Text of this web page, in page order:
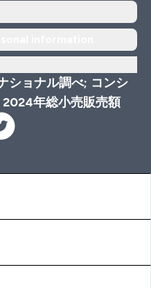
ショナル調べ; コンシ
年総小売販売額